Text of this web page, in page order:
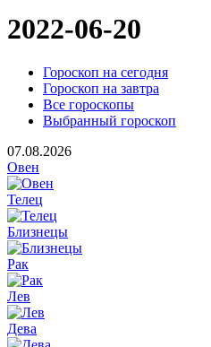
2022-06-20
Гороскоп на сегодня
Гороскоп на завтра
Все гороскопы
Выбранный гороскоп
07.08.2026
Овен
Телец
Близнецы
Рак
Лев
Дева